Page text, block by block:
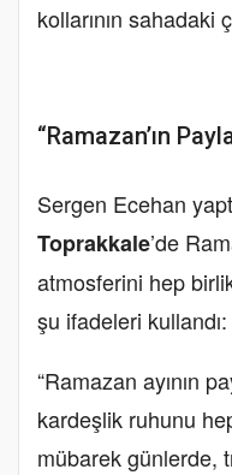
kollarının sahadaki
“Ramazan’ın
Sergen Ecehan
Toprakkale’de
atmosferini hep
şu ifadeleri kullandı:
“Ramazan ayının
kardeşlik ruhunu
mübarek günlerde,